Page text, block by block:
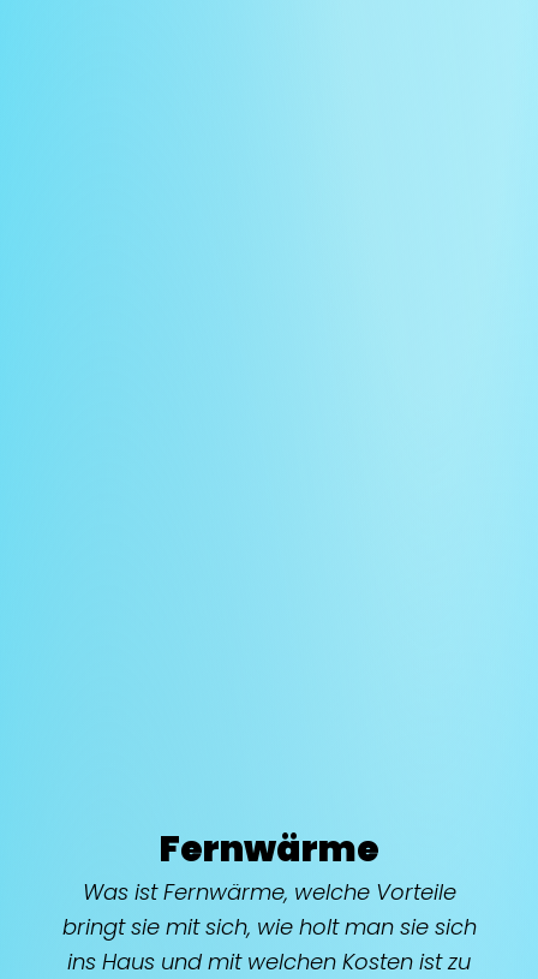
Fernwärme
Was ist Fernwärme, welche Vorteile
bringt sie mit sich, wie holt man sie sich
ins Haus und mit welchen Kosten ist zu